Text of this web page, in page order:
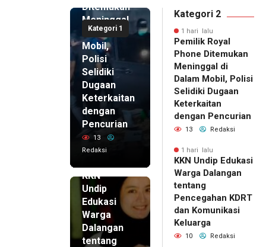
Kategori 1
Ditemukan
Meninggal
di Dalam
Mobil,
Polisi
Selidiki
Dugaan
Keterkaitan
dengan
Pencurian
13
Redaksi
KKN
Undip
Edukasi
Warga
Dalangan
tentang
Kategori 2
1 hari lalu
Pemilik Royal
Phone Ditemukan
Meninggal di
Dalam Mobil, Polisi
Selidiki Dugaan
Keterkaitan
dengan Pencurian
13 Redaksi
1 hari lalu
KKN Undip Edukasi
Warga Dalangan
tentang
Pencegahan KDRT
dan Komunikasi
Keluarga
10 Redaksi